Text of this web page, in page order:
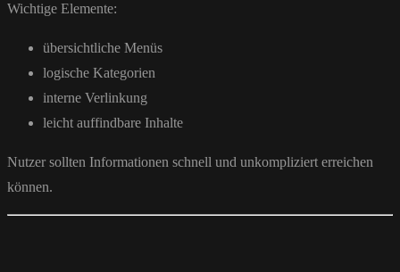
Wichtige Elemente:
übersichtliche Menüs
logische Kategorien
interne Verlinkung
leicht auffindbare Inhalte
Nutzer sollten Informationen schnell und unkompliziert erreichen
können.